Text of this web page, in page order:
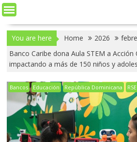
You are here Home 2026
Banco Caribe dona Aula STEM a Acción
impactando a más de 150 niños y
Bancos Educación República Dominicana